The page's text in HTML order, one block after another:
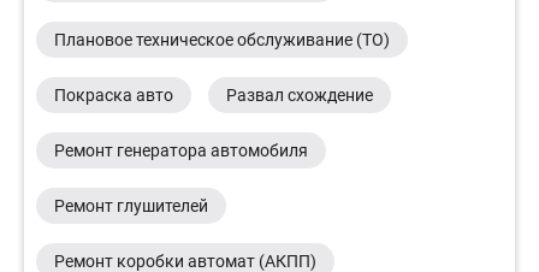
Плановое техническое обслуживание (ТО)
Покраска авто Развал схождение
Ремонт генератора автомобиля
Ремонт глушителей
Ремонт коробки автомат (АКПП)